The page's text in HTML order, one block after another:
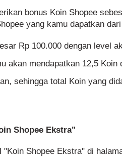
bonus Koin Shopee
yang kamu dapatkan
Rp 100.000 dengan level
akan mendapatkan 12,5
sehingga total Koin yang
Shopee Ekstra"
Shopee Ekstra" di